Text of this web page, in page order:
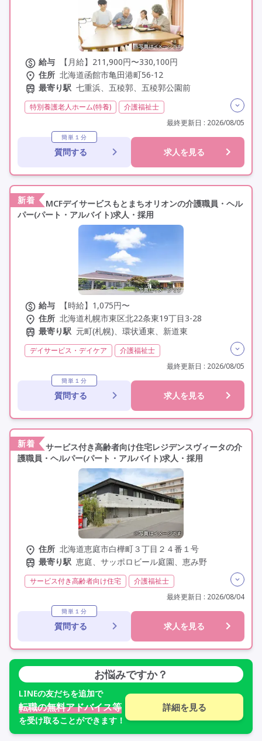
給与
【月給】211,900円〜330,100円
住所 北海道函館市亀田港町56-12
最寄り駅 七重浜、五稜郭、五稜郭公園前
特別養護老人ホーム(特養)
介護福祉士
初任者研修(ヘルパー2級)
残業月20時間以内
社会保険完備
学歴不問
未経験歓迎
定年なし
最終更新日 : 2026/08/05
簡単１分
質問する 求人を見る
新着
MCFデイサービスもとまちオリオンの介護職員・ヘル
パー(パート・アルバイト)求人・採用
給与
【時給】1,075円〜
住所 北海道札幌市東区北22条東19丁目3-28
最寄り駅 元町(札幌)、環状通東、新道東
デイサービス・デイケア
介護福祉士
初任者研修(ヘルパー2級)
学歴不問 未経験歓迎
定年60歳以上
定年65歳以上
車通勤可
最終更新日 : 2026/08/05
簡単１分
質問する 求人を見る
新着
サービス付き高齢者向け住宅レジデンスヴィータの介
護職員・ヘルパー(パート・アルバイト)求人・採用
住所 北海道恵庭市白樺町３丁目２４番１号
最寄り駅 恵庭、サッポロビール庭園、恵み野
サービス付き高齢者向け住宅
介護福祉士
初任者研修(ヘルパー2級)
学歴不問
最終更新日 : 2026/08/04
簡単１分
質問する 求人を見る
お悩みですか？
LINEの友だちを追加で
転職の無料アドバイス等
を受け取ることができます！
詳細を見る